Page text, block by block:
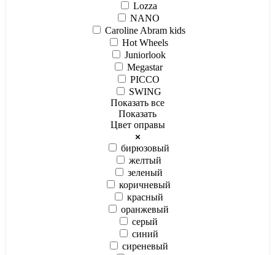
Lozza
NANO
Caroline Abram kids
Hot Wheels
Juniorlook
Megastar
PICCO
SWING
Показать все
Показать
Цвет оправы
бирюзовый
желтый
зеленый
коричневый
красный
оранжевый
серый
синий
сиреневый